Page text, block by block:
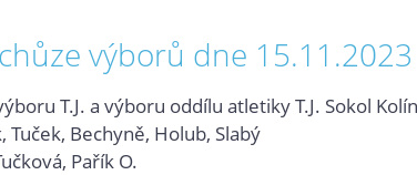
výborů dne 15.11.2023
T.J. a výboru oddílu atletiky T.J. Sokol
Bechyně, Holub, Slabý
Pařík O.